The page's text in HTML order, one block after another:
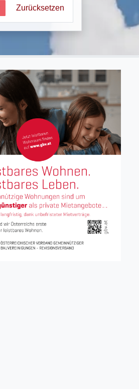
Zurücksetzen